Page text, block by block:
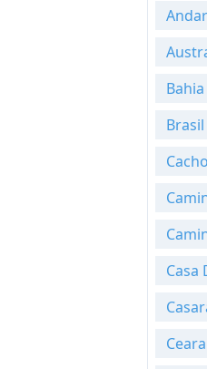
Bahia
Brasil
Casa
Ceara